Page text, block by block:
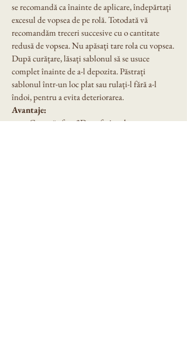
se recomandă ca înainte de aplicare, îndepărtați
excesul de vopsea de pe rolă. Totodată vă
recomandăm treceri succesive cu o cantitate
redusă de vopsea. Nu apăsați tare rola cu vopsea.
După curățare, lăsați sablonul să se usuce
complet înainte de a-l depozita. Păstrați
sablonul într-un loc plat sau rulați-l fără a-l
îndoi, pentru a evita deteriorarea.
Avantaje:
Creează efect 3D profesional